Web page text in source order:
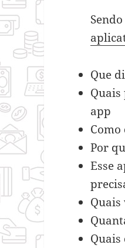
Que
app
Por
Esse
Quais